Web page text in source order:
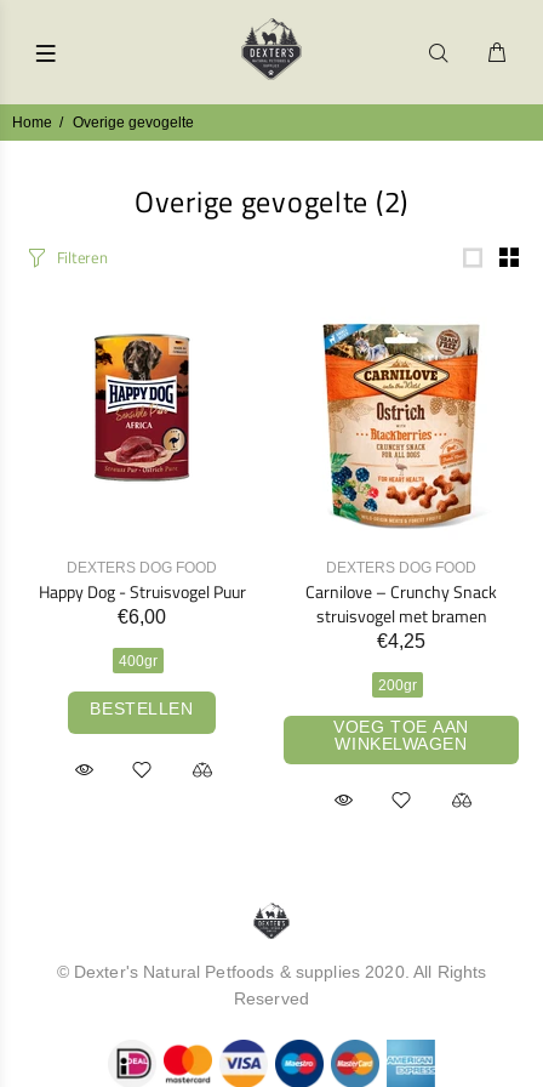
Home Overige gevogelte
Overige gevogelte (2)
Filteren
DEXTERS DOG FOOD
Happy Dog - Struisvogel Puur
€6,00
400gr
BESTELLEN
DEXTERS DOG FOOD
Carnilove – Crunchy Snack
struisvogel met bramen
€4,25
200gr
VOEG TOE AAN
WINKELWAGEN
© Dexter's Natural Petfoods & supplies 2020. All Rights
Reserved